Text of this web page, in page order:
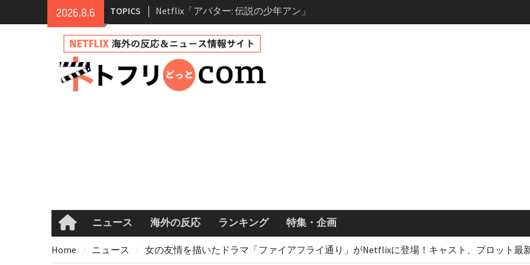
2026.8.6 TOPICS
Netflix「アバター: 伝説の少年アン」
シーズン2 完全ガイド｜キャスト・
登場人物・あらすじ・シーズン3最新
情報
Netflix映画「ボイスメールで恋をし
て」キャスト・登場人物・あらすじ
まとめ｜ゾーイ・ドゥイッチ主演ロ
め
Homeニュース 海外の反応 ランキング 特集・企画
Home ニュース 女の友情を描いたドラマ「ファイアフライ通り」がNetflixに登場！キャスト、プロット最